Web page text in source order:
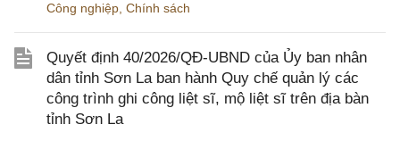
Công nghiệp Chính sách
Quyết định 40/2026/QĐ-UBND của Ủy ban nhân
dân tỉnh Sơn La ban hành Quy chế quản lý các
công trình ghi công liệt sĩ, mộ liệt sĩ trên địa bàn
tỉnh Sơn La